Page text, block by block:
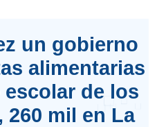
un gobierno
alimentarias
escolar de los
mil en La